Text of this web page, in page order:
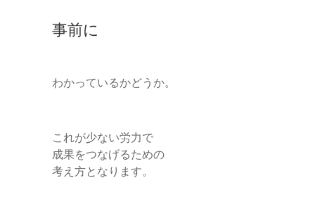
事前に
わかっているかどうか。
これが少ない労力で
成果をつなげるための
考え方となります。